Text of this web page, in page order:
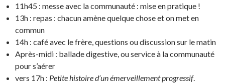
11h45 : messe avec la communauté : mise en pratique !
13h : repas : chacun amène quelque chose et on met en
commun
14h : café avec le frère, questions ou discussion sur le matin
Après-midi : ballade digestive, ou service à la communauté
pour s’aérer
vers 17h : Petite histoire d’un émerveillement progressif.